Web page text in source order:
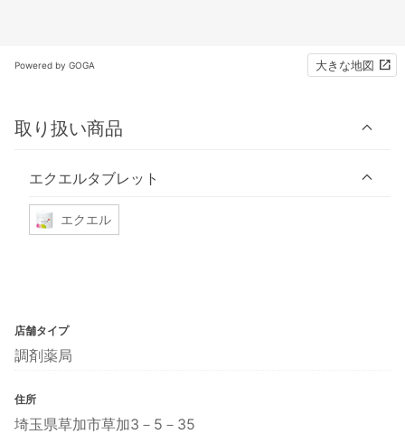
Powered by GOGA 大きな地図
取り扱い商品
エクエルタブレット
エクエル
店舗タイプ
調剤薬局
住所
埼玉県草加市草加3－5－35